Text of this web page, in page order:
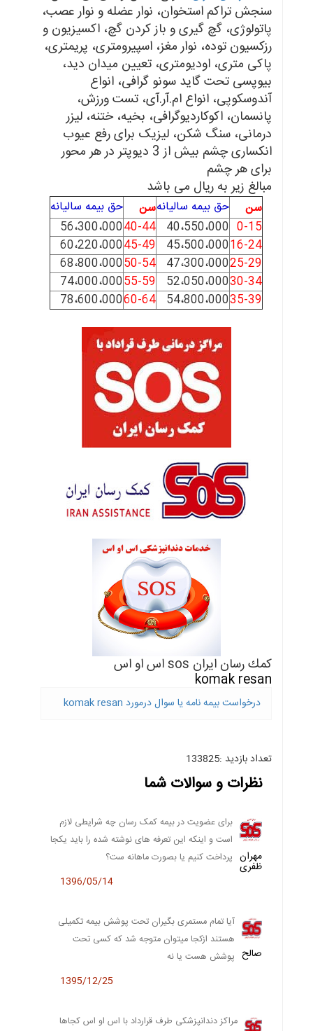
سنجش تراکم استخوان، نوار عضله و نوار عصب،
پاتولوژی، گچ گیری و باز کردن گچ، اکسیزیون و
رزکسیون توده، نوار مغز، اسپیرومتری، پریمتری،
پاکی متری، اودیومتری، تعیین میدان دید،
بیوپسی تحت گاید سونو گرافی، انواع
آندوسکوپی، انواع ام.آر.آی، تست ورزش،
پانسمان، اکوکاردیوگرافی، بخیه، ختنه، لیزر
درمانی، سنگ شکن، لیزیک برای رفع عیوب
انکساری چشم بیش از 3 دیوپتر در هر محور
برای هر چشم
مبالغ زیر به ریال می باشد
سن حق بیمه ساليانهسن
حق بیمه ساليانه
0-15 40،550،000 40-4456،300،000
16-2445،500،000 45-4960،220،000
25-2947،300،000 50-5468،800،000
30-3452،050،000 55-5974،000،000
35-3954،800،000 60-6478،600،000
كمك رسان ايران sos اس او اس
komak resan
درخواست بیمه نامه یا سوال درمورد komak resan
تعداد بازدید :133825
نظرات و سوالات شما
مهران
ظفری
برای عضویت در بیمه کمک رسان چه شرایطی لازم
است و اینکه این تعرفه های نوشته شده را باید یکجا
پرداخت کنیم یا بصورت ماهانه ست؟
1396/05/14
صالح
آیا تمام مستمری بگیران تحت پوشش بیمه تکمیلی
هستند ازکجا میتوان متوجه شد که کسی تحت
پوشش هست یا نه
1395/12/25
مراکز دندانپزشکی طرف قرارداد با اس او اس کجاها